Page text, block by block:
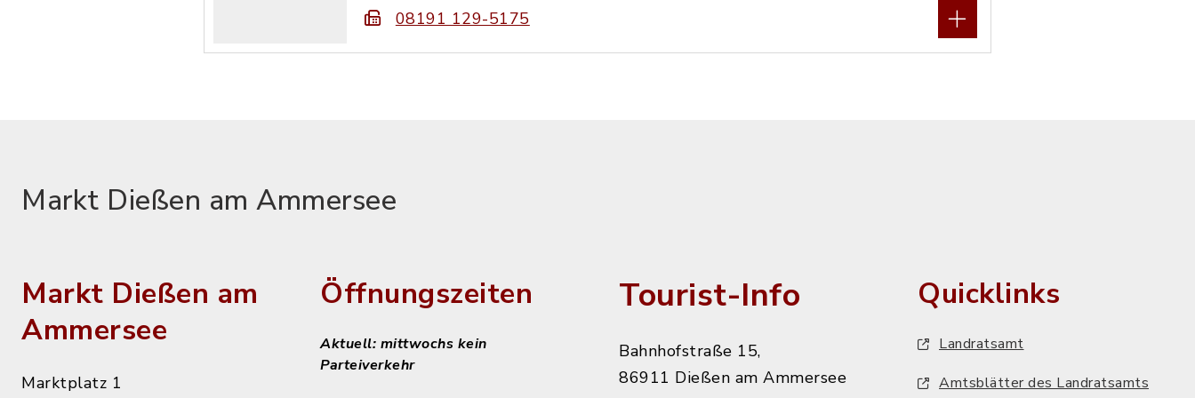
08191 129-5175
Markt Dießen am Ammersee
Markt Dießen am
Ammersee
Marktplatz 1
Öffnungszeiten
Aktuell: mittwochs kein
Parteiverkehr
Tourist-Info
Bahnhofstraße 15,
86911 Dießen am Ammersee
Quicklinks
Landratsamt
Amtsblätter des Landratsamts